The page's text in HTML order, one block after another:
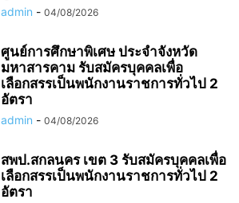
admin - 04/08/2026
ศูนย์การศึกษาพิเศษ ประจำจังหวัด
มหาสารคาม รับสมัครบุคคลเพื่อ
เลือกสรรเป็นพนักงานราชการทั่วไป 2
อัตรา
admin - 04/08/2026
สพป.สกลนคร เขต 3 รับสมัครบุคคลเพื่อ
เลือกสรรเป็นพนักงานราชการทั่วไป 2
อัตรา